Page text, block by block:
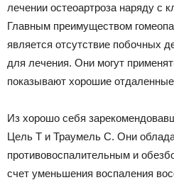
лечении остеоартроза наряду с
Главным преимуществом
является отсутствие побочных
для лечения. Они могут
показывают хорошие
Из хорошо себя
Цель Т и Траумель С. Они
противовоспалительным и
счет уменьшения воспаления